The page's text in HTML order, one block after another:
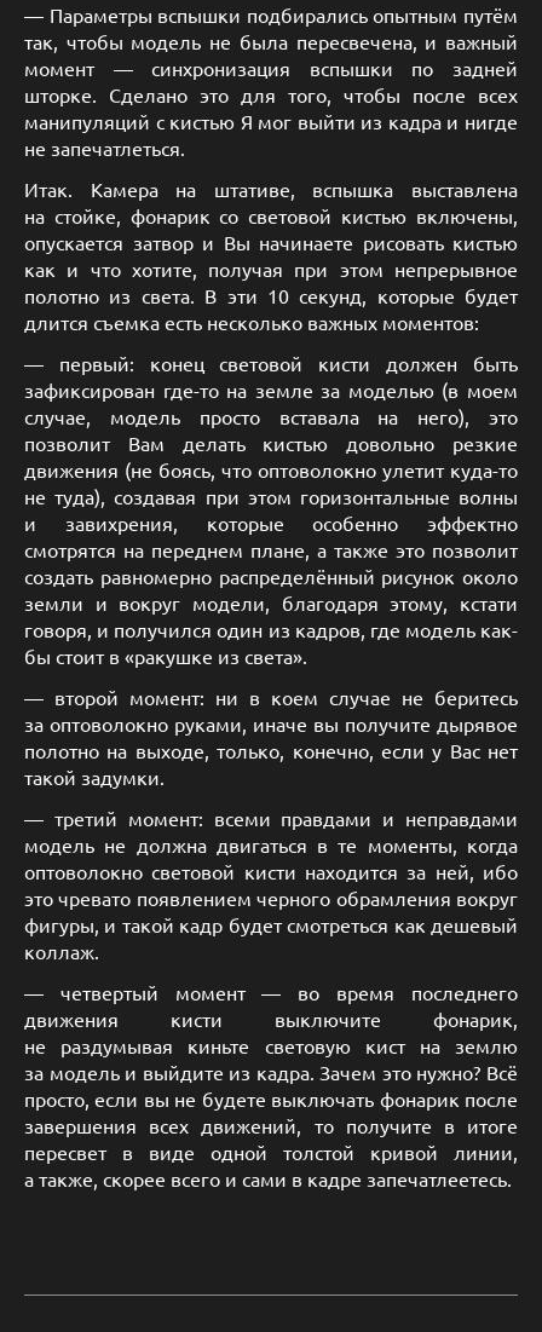
— Параметры вспышки подбирались опытным путём
так, чтобы модель не была пересвечена, и важный
момент — синхронизация вспышки по задней
шторке. Сделано это для того, чтобы после всех
манипуляций с кистью Я мог выйти из кадра и нигде
не запечатлеться.
Итак. Камера на штативе, вспышка выставлена
на стойке, фонарик со световой кистью включены,
опускается затвор и Вы начинаете рисовать кистью
как и что хотите, получая при этом непрерывное
полотно из света. В эти 10 секунд, которые будет
длится съемка есть несколько важных моментов:
— первый: конец световой кисти должен быть
зафиксирован где-то на земле за моделью (в моем
случае, модель просто вставала на него), это
позволит Вам делать кистью довольно резкие
движения (не боясь, что оптоволокно улетит куда-то
не туда), создавая при этом горизонтальные волны
и завихрения, которые особенно эффектно
смотрятся на переднем плане, а также это позволит
создать равномерно распределённый рисунок около
земли и вокруг модели, благодаря этому, кстати
говоря, и получился один из кадров, где модель как-
бы стоит в «ракушке из света».
— второй момент: ни в коем случае не беритесь
за оптоволокно руками, иначе вы получите дырявое
полотно на выходе, только, конечно, если у Вас нет
такой задумки.
— третий момент: всеми правдами и неправдами
модель не должна двигаться в те моменты, когда
оптоволокно световой кисти находится за ней, ибо
это чревато появлением черного обрамления вокруг
фигуры, и такой кадр будет смотреться как дешевый
коллаж.
— четвертый момент — во время последнего
движения кисти выключите фонарик,
не раздумывая киньте световую кист на землю
за модель и выйдите из кадра. Зачем это нужно? Всё
просто, если вы не будете выключать фонарик после
завершения всех движений, то получите в итоге
пересвет в виде одной толстой кривой линии,
а также, скорее всего и сами в кадре запечатлеетесь.